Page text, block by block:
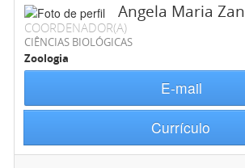
Angela Maria
COORDENADOR(A)
CIÊNCIAS BIOLÓGICAS
Zoologia
E-mail
Currículo